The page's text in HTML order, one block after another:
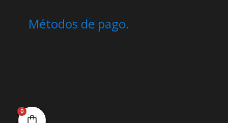
Métodos de pago.
0